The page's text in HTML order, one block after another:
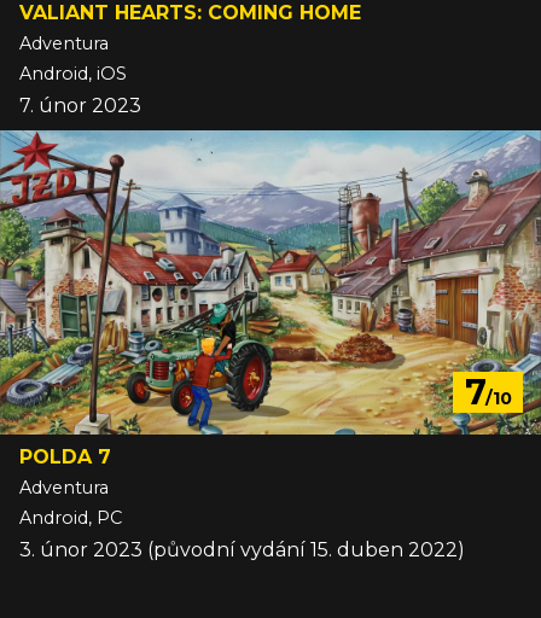
VALIANT HEARTS: COMING HOME
Adventura
Android, iOS
7. únor 2023
7/10
POLDA 7
Adventura
Android, PC
3. únor 2023 (původní vydání 15. duben 2022)